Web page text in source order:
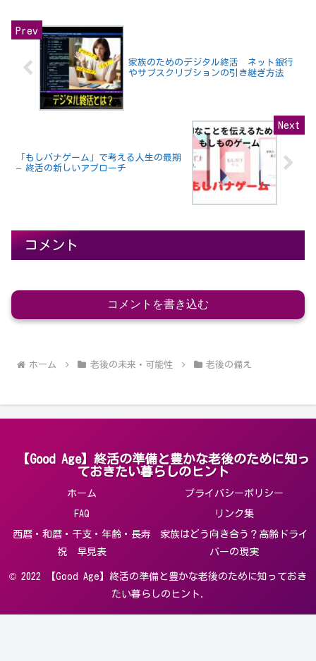
家族のためのデジタル終活 ネット銀行
やサブスクリプションの引き継ぎ方法
「もしバナゲーム」で考える人生の最期
– 終活の新しいアプローチ
コメント
コメントを書き込む
ホーム 老後の未来・可能性 老後の備え
【Good Age】終活の準備と豊かな老後のために知っ
ておきたい暮らしのヒント
ホーム プライバシーポリシー
FAQ リンク集
西暦・和暦・干支・年齢・長寿
祝 早見表
家族はどう向き合う？高齢ドライ
バーの現実
© 2022 【Good Age】終活の準備と豊かな老後のために知っておき
たい暮らしのヒント.